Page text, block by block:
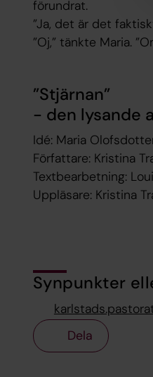
förundrat.
”Ja, det är det
”Oj,” tänkte Maria.
”Stjärnan”
- den lysande
Idé: Maria
Författare: Kristina
Textbearbetning:
Uppläsare: Kristina
Synpunkter
Dela